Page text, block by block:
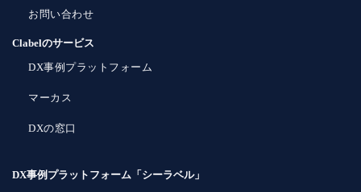
お問い合わせ
Clabelのサービス
DX事例プラットフォーム
マーカス
DXの窓口
DX事例プラットフォーム「シーラベル」